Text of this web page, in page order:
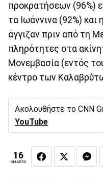
προκρατήσεων (96%)
τα Ιωάννινα (92%)
άγγιζαν πριν από τη
πληρότητες στα
Μονεμβασία (εντός
κέντρο των
Ακολουθήστε το CNN
YouTube
16
SHARES